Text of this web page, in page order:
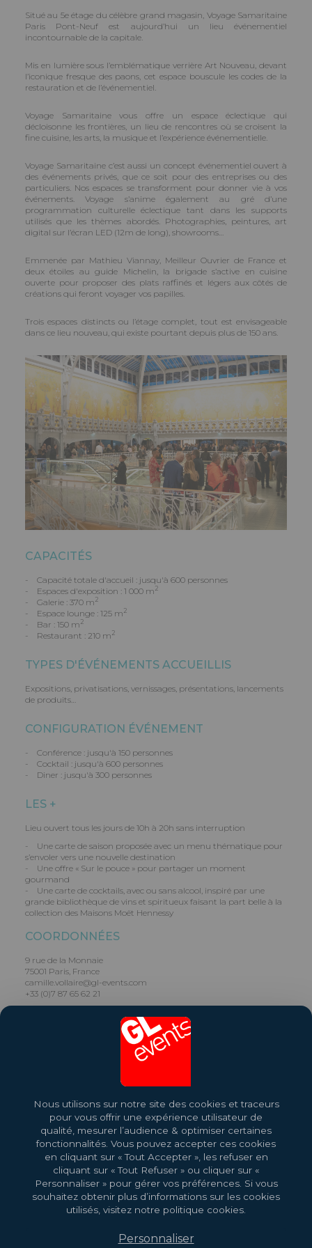
Nous utilisons sur notre site des cookies et traceurs
pour vous offrir une expérience utilisateur de
qualité, mesurer l’audience & optimiser certaines
fonctionnalités. Vous pouvez accepter ces cookies
en cliquant sur « Tout Accepter », les refuser en
cliquant sur « Tout Refuser » ou cliquer sur «
Personnaliser » pour gérer vos préférences. Si vous
souhaitez obtenir plus d’informations sur les cookies
utilisés, visitez notre politique cookies.
Personnaliser
Situé au 5e étage du célèbre grand magasin, Voyage Samaritaine
Paris Pont-Neuf est aujourd’hui un lieu événementiel
incontournable de la capitale.
Mis en lumière sous l’emblématique verrière Art Nouveau, devant
l’iconique fresque des paons, cet espace bouscule les codes de la
restauration et de l’événementiel.
Voyage Samaritaine vous offre un espace éclectique qui
décloisonne les frontières, un lieu de rencontres où se croisent la
fine cuisine, les arts, la musique et l’expérience événementielle.
Voyage Samaritaine c’est aussi un concept événementiel ouvert à
des événements privés, que ce soit pour des entreprises ou des
particuliers. Nos espaces se transforment pour donner vie à vos
événements. Voyage s’anime également au gré d’une
programmation culturelle éclectique tant dans les supports
utilisés que les thèmes abordés. Photographies, peintures, art
digital sur l’écran LED (12m de long), showrooms…
Emmenée par Mathieu Viannay, Meilleur Ouvrier de France et
deux étoiles au guide Michelin, la brigade s’active en cuisine
ouverte pour proposer des plats raffinés et légers aux côtés de
créations qui feront voyager vos papilles.
Trois espaces distincts ou l’étage complet, tout est envisageable
dans ce lieu nouveau, qui existe pourtant depuis plus de 150 ans.
CAPACITÉS
- Capacité totale d'accueil : jusqu'à 600 personnes
- Espaces d'exposition : 1 000 m2
- Galerie : 370 m2
- Espace lounge : 125 m2
- Bar : 150 m2
- Restaurant : 210 m2
TYPES D'ÉVÉNEMENTS ACCUEILLIS
Expositions, privatisations, vernissages, présentations, lancements
de produits…
CONFIGURATION ÉVÉNEMENT
- Conférence : jusqu'à 150 personnes
- Cocktail : jusqu'à 600 personnes
- Diner : jusqu'à 300 personnes
LES +
Lieu ouvert tous les jours de 10h à 20h sans interruption
- Une carte de saison proposée avec un menu thématique pour
s’envoler vers une nouvelle destination
- Une offre « Sur le pouce » pour partager un moment
gourmand
- Une carte de cocktails, avec ou sans alcool, inspiré par une
grande bibliothèque de vins et spiritueux faisant la part belle à la
collection des Maisons Moët Hennessy
COORDONNÉES
9 rue de la Monnaie
75001 Paris, France
camille.vollaire@gl-events.com
+33 (0)7 87 65 62 21